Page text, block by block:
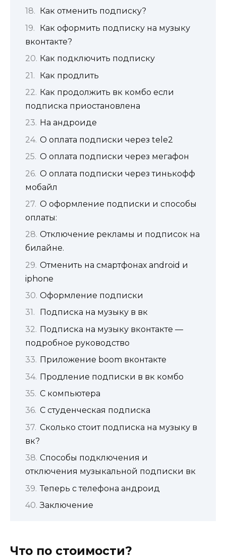
Как отменить подписку?
Как оформить подписку на музыку
вконтакте?
Как подключить подписку
Как продлить
Как продолжить вк комбо если
подписка приостановлена
На андроиде
О оплата подписки через tele2
О оплата подписки через мегафон
О оплата подписки через тинькофф
мобайл
О оформление подписки и способы
оплаты:
Отключение рекламы и подписок на
билайне.
Отменить на смартфонах android и
iphone
Оформление подписки
Подписка на музыку в вк
Подписка на музыку вконтакте —
подробное руководство
Приложение boom вконтакте
Продление подписки в вк комбо
С компьютера
С студенческая подписка
Сколько стоит подписка на музыку в
вк?
Способы подключения и
отключения музыкальной подписки вк
Теперь с телефона андроид
Заключение
Что по стоимости?